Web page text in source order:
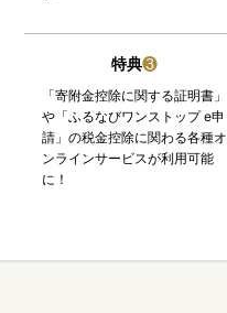
特典❸
「寄附金控除に関する証明書」
や「ふるなびワンストップ e申
請」の税金控除に関わる各種オ
ンラインサービスが利用可能
に！